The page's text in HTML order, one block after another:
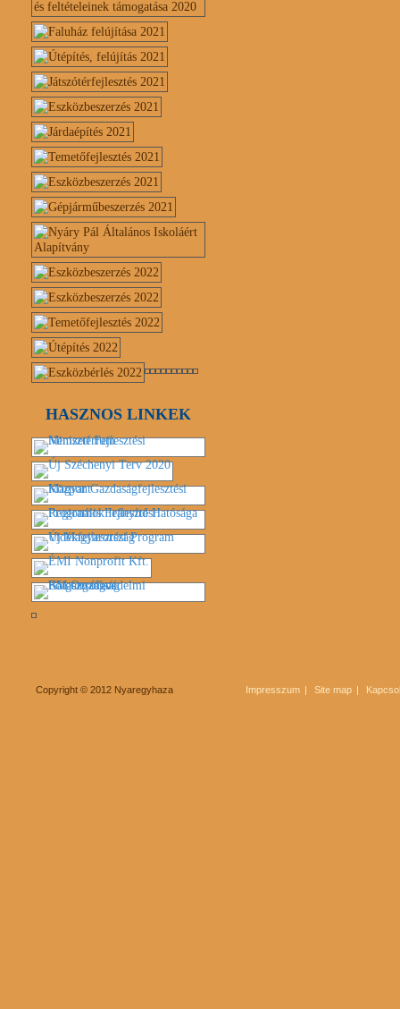
HASZNOS LINKEK
Copyright © 2012 Nyaregyhaza Impresszum Site map